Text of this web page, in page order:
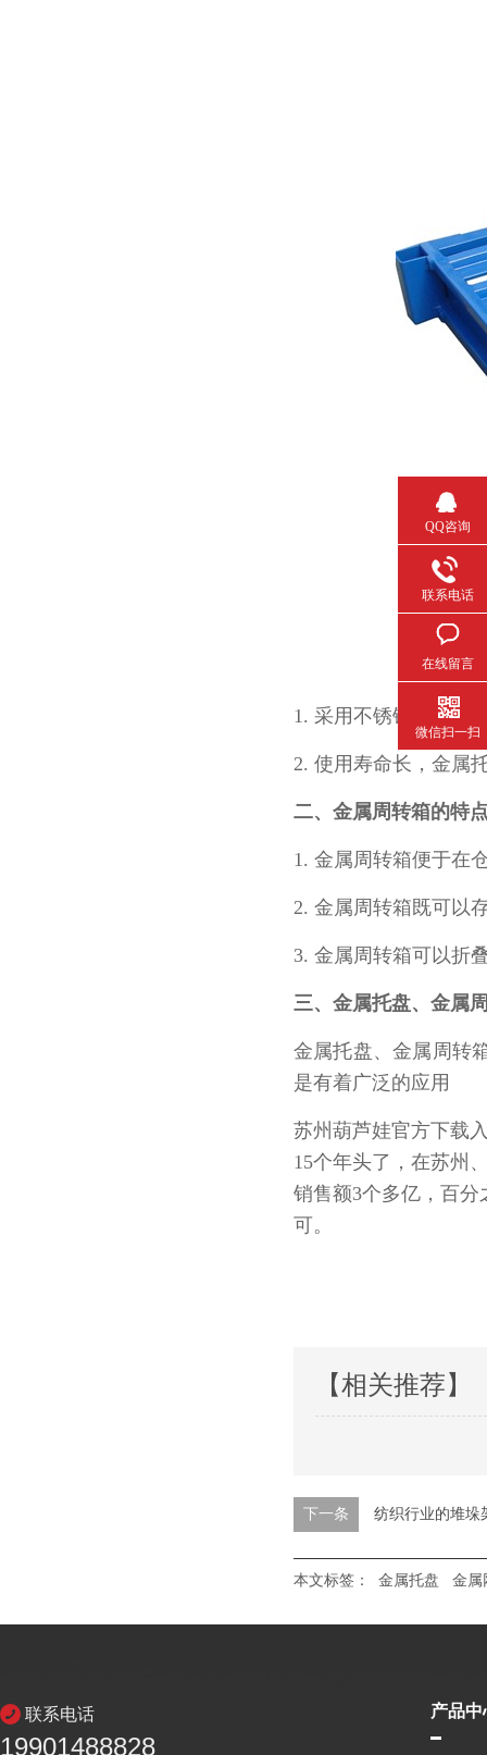
1. 采用不锈钢制造而成
2. 使用寿命长，金
二、金属周转箱的特
1. 金属周转箱便于在仓
2. 金属周转箱既可以存
3. 金属周转箱可以折叠
三、金属托盘、
金属托盘、金属周转
是有着广泛的应用
苏州葫芦娃官方下载入
15个年头了，在苏州
销售额3个多亿，
可。
【相关推荐】
下一条 纺织行业的堆垛
本文标签： 金属托盘 金属
联系电话
19901488828
产品中
QQ咨询
联系电话
在线留言
微信扫一扫